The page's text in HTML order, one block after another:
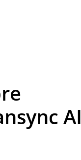
AI